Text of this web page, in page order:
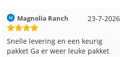
23-7-2026
Magnolia Ranch
Snelle levering en een keurig
pakket Ga er weer leuke pakket